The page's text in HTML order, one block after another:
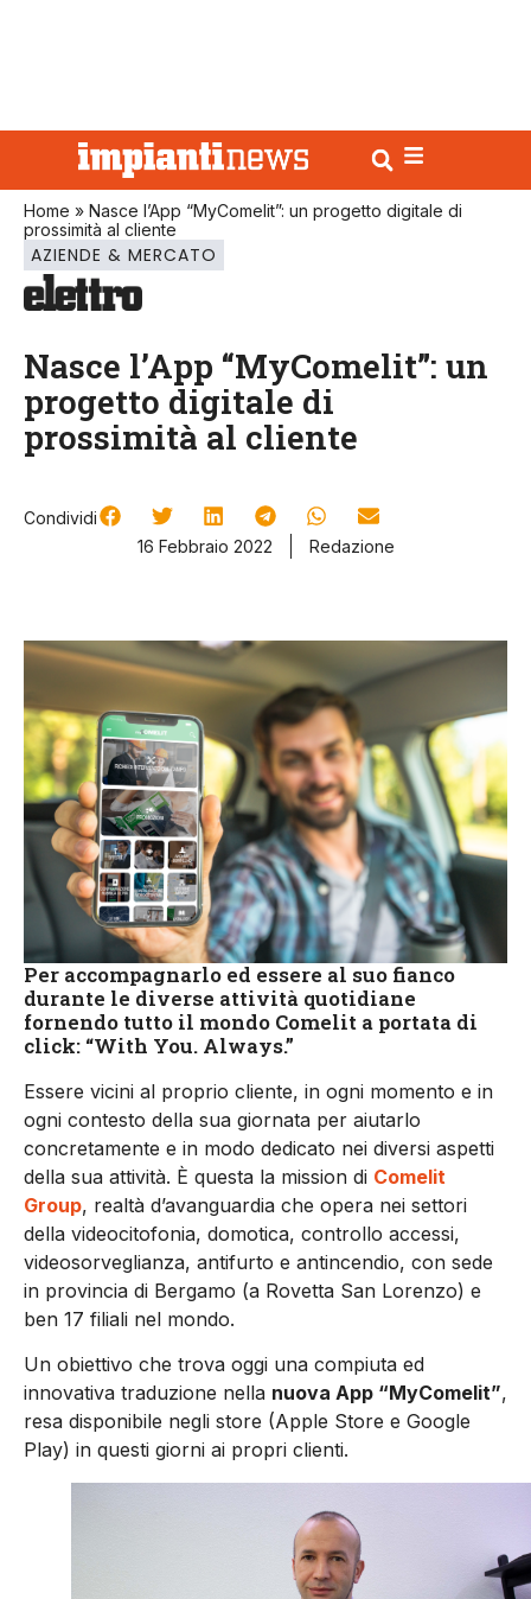
Home » Nasce l’App “MyComelit”: un progetto digitale di
prossimità al cliente
AZIENDE & MERCATO
Nasce l’App “MyComelit”: un
progetto digitale di
prossimità al cliente
Condividi
16 Febbraio 2022
Redazione
Per accompagnarlo ed essere al suo fianco
durante le diverse attività quotidiane
fornendo tutto il mondo Comelit a portata di
click: “With You. Always.”
Essere vicini al proprio cliente, in ogni momento e in
ogni contesto della sua giornata per aiutarlo
concretamente e in modo dedicato nei diversi aspetti
della sua attività. È questa la mission di Comelit
Group, realtà d’avanguardia che opera nei settori
della videocitofonia, domotica, controllo accessi,
videosorveglianza, antifurto e antincendio, con sede
in provincia di Bergamo (a Rovetta San Lorenzo) e
ben 17 filiali nel mondo.
Un obiettivo che trova oggi una compiuta ed
innovativa traduzione nella nuova App “MyComelit”,
resa disponibile negli store (Apple Store e Google
Play) in questi giorni ai propri clienti.